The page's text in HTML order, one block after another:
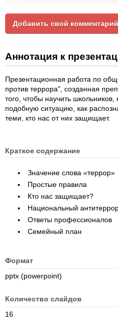
Добавить свой комментарий
Аннотация к
Презентационная работа по
против террора", созданная
того, чтобы научить школьников,
подобную ситуацию, как
теми, кто нас от них защищает.
Краткое содержание
Значение слова «террор»
Простые правила
Кто нас защищает?
Национальный
Ответы профессионалов
Семейный план
Формат
pptx (powerpoint)
Количество слайдов
16